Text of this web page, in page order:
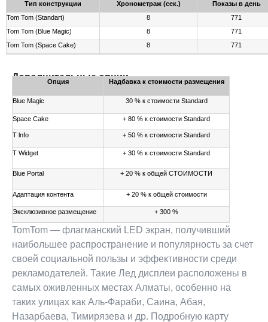
Тип конструкции Хронометраж (сек.)
Показы в день
Tom Tom (Standart)
8
771
Tom Tom (Blue Magic)
8
771
Tom Tom (Space Cake)
8 771
Дополнительные опции
Опция Надбавка к стоимости размещения
Blue Magic 30 % к стоимости Standard
Space Cake + 80 % к стоимости Standard
Т lnfo + 50 % к стоимости Standard
Т Widget + 30 % к стоимости Standard
Blue Portal + 20 % к общей СТОИМОСТИ
Адаптация контента + 20 % к общей стоимости
Эксклюзивное размещение + 300 %
TomTom — флагманский LED экран, получивший
наибольшее распространение и популярность за счет
своей социальной пользы и эффективности среди
рекламодателей. Такие Лед дисплеи расположены в
самых оживленных местах Алматы, особенно на
таких улицах как Аль-Фараби, Саина, Абая,
Назарбаева, Тимирязева и др. Подробную карту